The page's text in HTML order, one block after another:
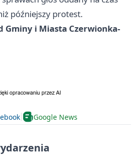
późniejszy protest.
Gminy i Miasta Czerwionka-
Google News